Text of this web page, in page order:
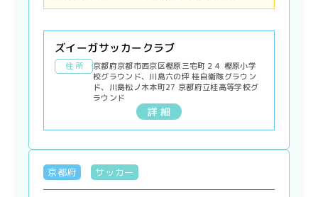
ズイーガサッカークラブ
住 所
京都府京都市西京区樫原三宅町２４ 樫原小学
校グラウンド、川島六の坪 桂自衛隊グラウン
ド、川島松ノ木本町27 京都府立桂高等学校グ
ラウンド
詳 細
京都府 サッカー